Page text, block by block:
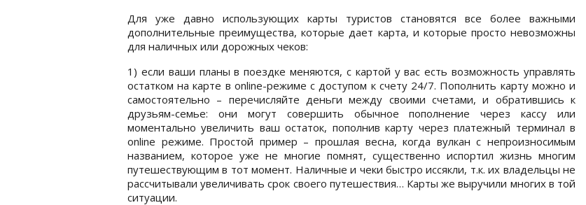
Для уже давно использующих карты туристов становятся все более важными
дополнительные преимущества, которые дает карта, и которые просто невозможны
для наличных или дорожных чеков:
1) если ваши планы в поездке меняются, с картой у вас есть возможность управлять
остатком на карте в online-режиме с доступом к счету 24/7. Пополнить карту можно и
самостоятельно – перечисляйте деньги между своими счетами, и обратившись к
друзьям-семье: они могут совершить обычное пополнение через кассу или
моментально увеличить ваш остаток, пополнив карту через платежный терминал в
online режиме. Простой пример – прошлая весна, когда вулкан с непроизносимым
названием, которое уже не многие помнят, существенно испортил жизнь многим
путешествующим в тот момент. Наличные и чеки быстро иссякли, т.к. их владельцы не
рассчитывали увеличивать срок своего путешествия… Карты же выручили многих в той
ситуации.